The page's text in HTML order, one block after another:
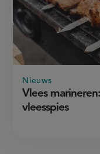
Vlees
vleesspies
Nieuws